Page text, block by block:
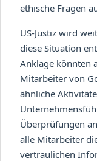
ethische Fragen
US-Justiz wird
diese Situation
Anklage könnten
Mitarbeiter von
ähnliche
Überprüfungen
alle Mitarbeiter
vertraulichen